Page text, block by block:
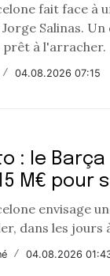
fait face à
Salinas.
prêt à l'arracher.
/ 04.08.2026 07:15
: le
M€ pour
envisage
dans les jours
/ 04.08.2026